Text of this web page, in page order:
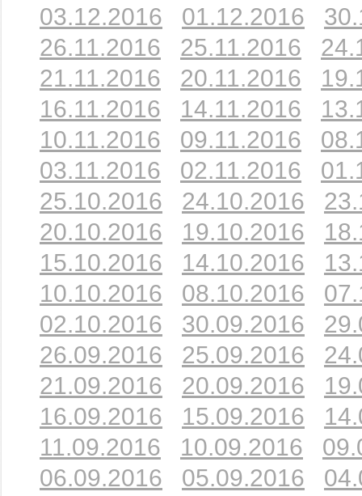
03.12.2016
01.12.2016
26.11.2016
25.11.2016
21.11.2016
20.11.2016
16.11.2016
14.11.2016
10.11.2016
09.11.2016
03.11.2016
02.11.2016
25.10.2016
24.10.2016
20.10.2016
19.10.2016
15.10.2016
14.10.2016
10.10.2016
08.10.2016
02.10.2016
30.09.2016
26.09.2016
25.09.2016
21.09.2016
20.09.2016
16.09.2016
15.09.2016
11.09.2016
10.09.2016
06.09.2016
05.09.2016